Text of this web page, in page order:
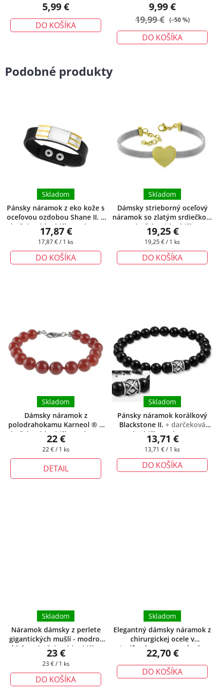
5,99 €
DO KOŠÍKA
9,99 €
19,99 € (–50 %)
DO KOŠÍKA
Podobné produkty
Pánsky náramok z eko kože s
oceľovou ozdobou Shane II. +
darčeková krabička zadarmo
Skladom
17,87 €
Jednotková
cena:
17,87 € / 1 ks
DO KOŠÍKA
Dámsky strieborný oceľový
náramok so zlatým srdiečkom
+ darčeková krabička
zadarmo
Skladom
19,25 €
Jednotková
cena:
19,25 € / 1 ks
DO KOŠÍKA
Dámsky náramok z
polodrahokamu Karneol ® +
darčeková krabička zadarmo
Skladom
22 €
Jednotková
cena:
22 € / 1 ks
DETAIL
Pánsky náramok korálkový
Blackstone II. + darčeková
krabička zadarmo
Skladom
13,71 €
Jednotková
cena:
13,71 € / 1 ks
DO KOŠÍKA
Náramok dámsky z perlete
gigantických mušlí - modro-
biely
+ darčeková krabička
zadarmo
Skladom
23 €
Jednotková
cena:
23 € / 1 ks
DO KOŠÍKA
Elegantný dámsky náramok z
chirurgickej ocele v
trojfarebnom prevedení
darčeková krabička zadarmo
Skladom
22,70 €
DO KOŠÍKA